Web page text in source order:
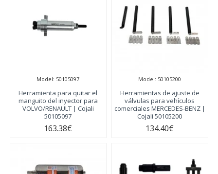
Model: 50105097
Herramienta para quitar el
manguito del inyector para
VOLVO/RENAULT | Cojali
50105097
163.38€
Model: 50105200
Herramientas de ajuste de
válvulas para vehículos
comerciales MERCEDES-BENZ |
Cojali 50105200
134.40€